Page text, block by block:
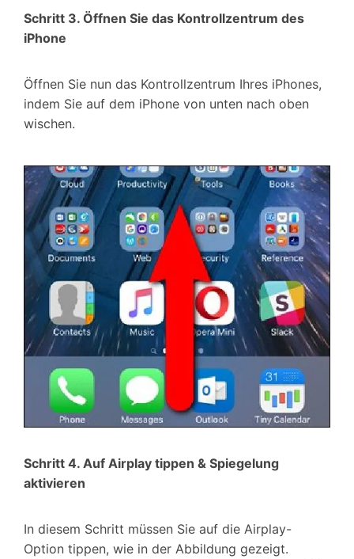
Schritt 3. Öffnen Sie das Kontrollzentrum des
iPhone
Öffnen Sie nun das Kontrollzentrum Ihres iPhones,
indem Sie auf dem iPhone von unten nach oben
wischen.
Schritt 4. Auf Airplay tippen & Spiegelung
aktivieren
In diesem Schritt müssen Sie auf die Airplay-
Option tippen, wie in der Abbildung gezeigt.